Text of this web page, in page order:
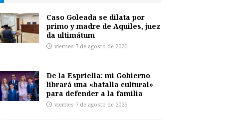
Caso Goleada se dilata por
primo y madre de Aquiles, juez
da ultimátum
viernes 7 de agosto de 2026
De la Espriella: mi Gobierno
librará una «batalla cultural»
para defender a la familia
viernes 7 de agosto de 2026